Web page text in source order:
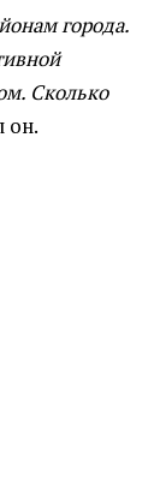
города.
Сколько
он.